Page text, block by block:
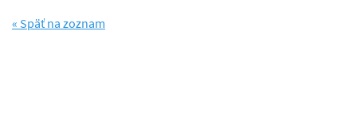
« Späť na zoznam